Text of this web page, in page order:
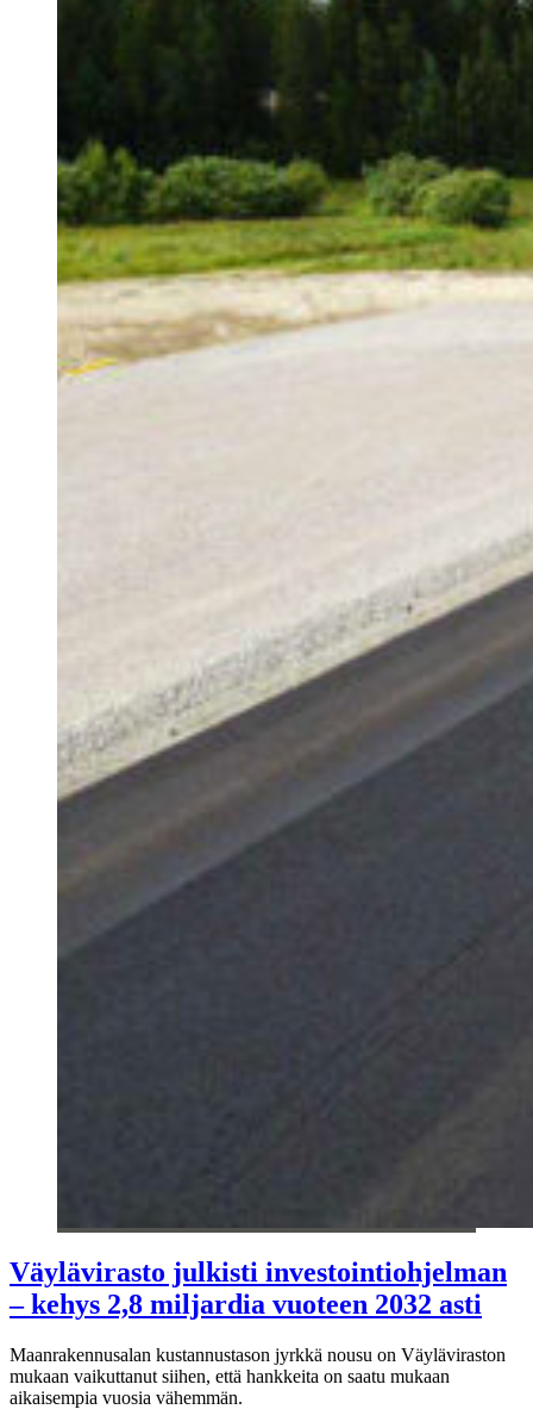
Väylävirasto julkisti investointiohjelman
– kehys 2,8 miljardia vuoteen 2032 asti
Maanrakennusalan kustannustason jyrkkä nousu on Väyläviraston
mukaan vaikuttanut siihen, että hankkeita on saatu mukaan
aikaisempia vuosia vähemmän.